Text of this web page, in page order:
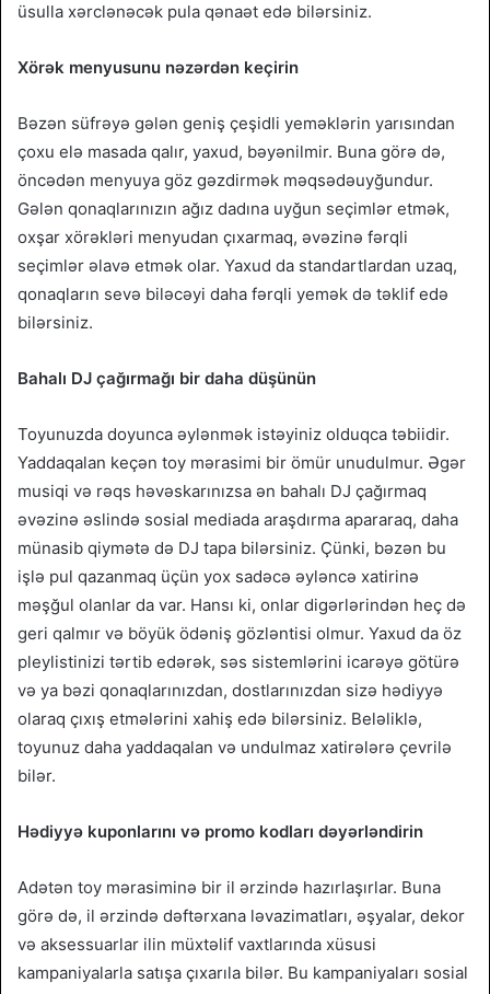
üsulla xərclənəcək pula qənaət edə bilərsiniz.
Xörək menyusunu nəzərdən keçirin
Bəzən süfrəyə gələn geniş çeşidli yeməklərin yarısından
çoxu elə masada qalır, yaxud, bəyənilmir. Buna görə də,
öncədən menyuya göz gəzdirmək məqsədəuyğundur.
Gələn qonaqlarınızın ağız dadına uyğun seçimlər etmək,
oxşar xörəkləri menyudan çıxarmaq, əvəzinə fərqli
seçimlər əlavə etmək olar. Yaxud da standartlardan uzaq,
qonaqların sevə biləcəyi daha fərqli yemək də təklif edə
bilərsiniz.
Bahalı DJ çağırmağı bir daha düşünün
Toyunuzda doyunca əylənmək istəyiniz olduqca təbiidir.
Yaddaqalan keçən toy mərasimi bir ömür unudulmur. Əgər
musiqi və rəqs həvəskarınızsa ən bahalı DJ çağırmaq
əvəzinə əslində sosial mediada araşdırma apararaq, daha
münasib qiymətə də DJ tapa bilərsiniz. Çünki, bəzən bu
işlə pul qazanmaq üçün yox sadəcə əyləncə xatirinə
məşğul olanlar da var. Hansı ki, onlar digərlərindən heç də
geri qalmır və böyük ödəniş gözləntisi olmur. Yaxud da öz
pleylistinizi tərtib edərək, səs sistemlərini icarəyə götürə
və ya bəzi qonaqlarınızdan, dostlarınızdan sizə hədiyyə
olaraq çıxış etmələrini xahiş edə bilərsiniz. Beləliklə,
toyunuz daha yaddaqalan və undulmaz xatirələrə çevrilə
bilər.
Hədiyyə kuponlarını və promo kodları dəyərləndirin
Adətən toy mərasiminə bir il ərzində hazırlaşırlar. Buna
görə də, il ərzində dəftərxana ləvazimatları, əşyalar, dekor
və aksessuarlar ilin müxtəlif vaxtlarında xüsusi
kampaniyalarla satışa çıxarıla bilər. Bu kampaniyaları sosial